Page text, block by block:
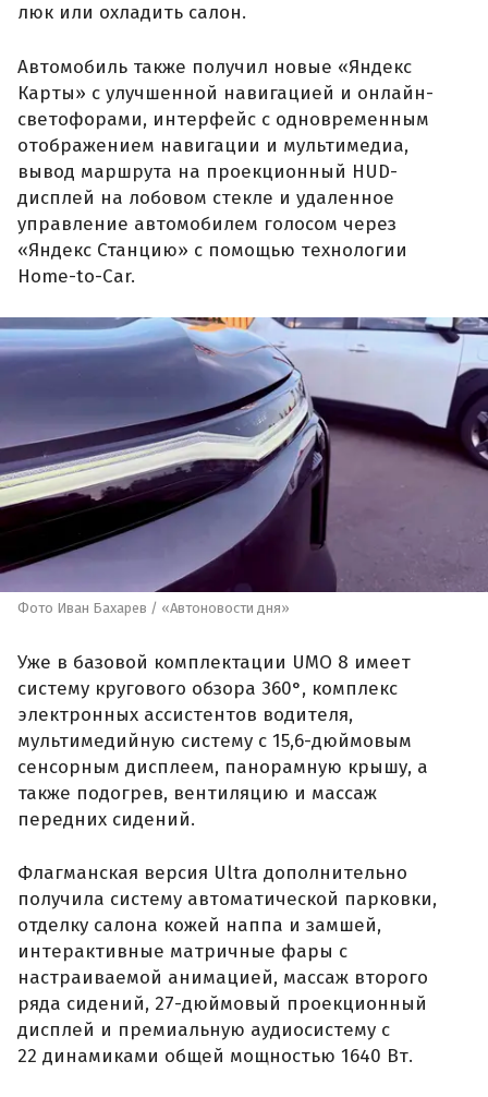
люк или охладить салон.
Автомобиль также получил новые «Яндекс
Карты» с улучшенной навигацией и онлайн-
светофорами, интерфейс с одновременным
отображением навигации и мультимедиа,
вывод маршрута на проекционный HUD-
дисплей на лобовом стекле и удаленное
управление автомобилем голосом через
«Яндекс Станцию» с помощью технологии
Home-to-Car.
Фото Иван Бахарев / «Автоновости дня»
Уже в базовой комплектации UMO 8 имеет
систему кругового обзора 360°, комплекс
электронных ассистентов водителя,
мультимедийную систему с 15,6-дюймовым
сенсорным дисплеем, панорамную крышу, а
также подогрев, вентиляцию и массаж
передних сидений.
Флагманская версия Ultra дополнительно
получила систему автоматической парковки,
отделку салона кожей наппа и замшей,
интерактивные матричные фары с
настраиваемой анимацией, массаж второго
ряда сидений, 27-дюймовый проекционный
дисплей и премиальную аудиосистему с
22 динамиками общей мощностью 1640 Вт.